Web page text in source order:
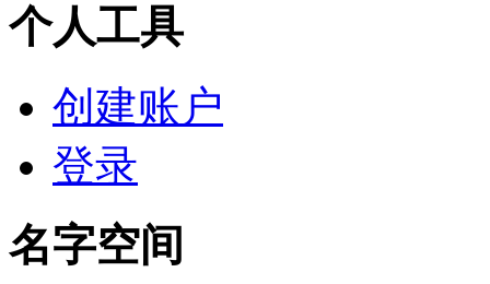
个人工具
创建账户
登录
名字空间